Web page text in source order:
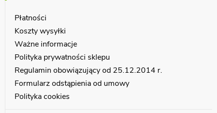
Płatności
Koszty wysyłki
Ważne informacje
Polityka prywatności sklepu
Regulamin obowiązujący od 25.12.2014 r.
Formularz odstąpienia od umowy
Polityka cookies